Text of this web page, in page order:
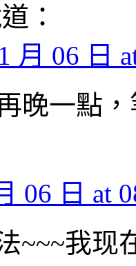
：
月 06 日
晚一點
06 日 at
~~~我现